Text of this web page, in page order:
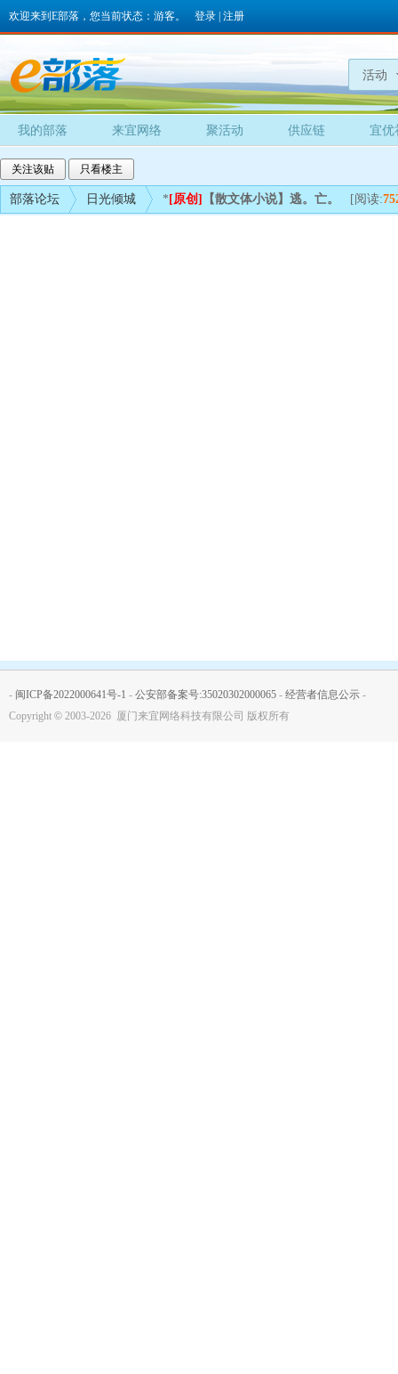
欢迎来到E部落，您当前状态：游客。 登录 注册
活动
我的部落 来宜网络 聚活动 供应链 宜优
关注该贴 只看楼主
部落论坛 日光倾城 * [原创] 【散文体小说】逃。亡。 [阅读:
- 闽ICP备2022000641号-1 - 公安部备案号:35020302000065 - 经营者信息公示 -
Copyright © 2003-2026 厦门来宜网络科技有限公司 版权所有